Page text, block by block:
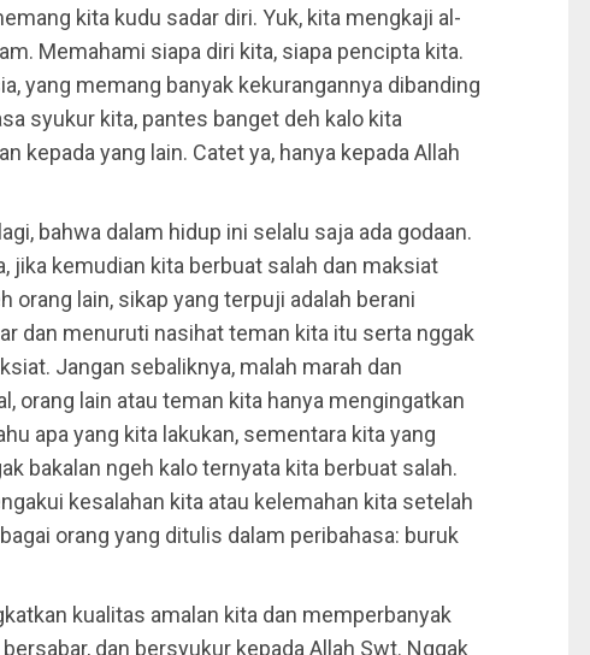
kita kudu sadar diri. Yuk, kita mengkaji al-
Memahami siapa diri kita, siapa pencipta kita.
yang memang banyak kekurangannya dibanding
syukur kita, pantes banget deh kalo kita
kepada yang lain. Catet ya, hanya kepada Allah
bahwa dalam hidup ini selalu saja ada godaan.
jika kemudian kita berbuat salah dan maksiat
orang lain, sikap yang terpuji adalah berani
dan menuruti nasihat teman kita itu serta nggak
Jangan sebaliknya, malah marah dan
orang lain atau teman kita hanya mengingatkan
apa yang kita lakukan, sementara kita yang
bakalan ngeh kalo ternyata kita berbuat salah.
kesalahan kita atau kelemahan kita setelah
orang yang ditulis dalam peribahasa: buruk
kualitas amalan kita dan memperbanyak
dan bersyukur kepada Allah Swt. Nggak